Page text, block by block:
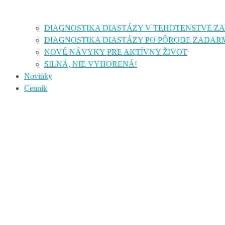
DIAGNOSTIKA DIASTÁZY V TEHOTENSTVE
DIAGNOSTIKA DIASTÁZY PO PÔRODE
NOVÉ NÁVYKY PRE AKTÍVNY ŽIVOT
SILNÁ, NIE VYHORENÁ!
Novinky
Cenník